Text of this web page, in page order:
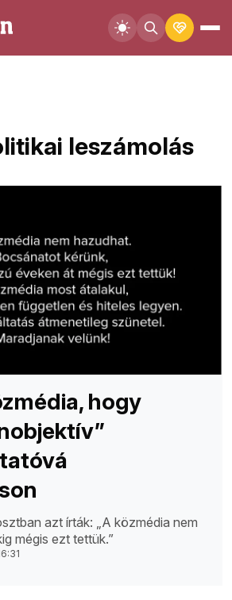
leszámolás
hogy
azt írták: „A közmédia nem
mégis ezt tettük.”